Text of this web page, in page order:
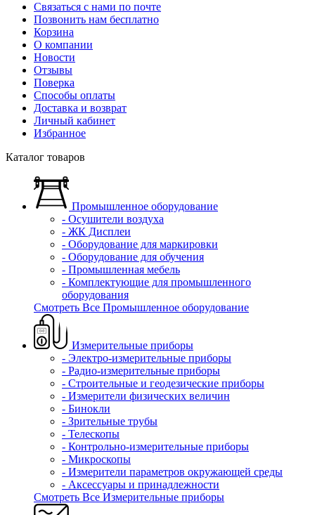
Связаться с нами по почте
Позвонить нам бесплатно
Корзина
О компании
Новости
Отзывы
Поверка
Способы оплаты
Доставка и возврат
Личный кабинет
Избранное
Каталог товаров
Промышленное оборудование
- Осушители воздуха
- ЖК Дисплеи
- Оборудование для маркировки
- Оборудование для обучения
- Промышленная мебель
- Комплектующие для промышленного
оборудования
Смотреть Все Промышленное оборудование
Измерительные приборы
- Электро-измерительные приборы
- Радио-измерительные приборы
- Строительные и геодезические приборы
- Измерители физических величин
- Бинокли
- Зрительные трубы
- Телескопы
- Контрольно-измерительные приборы
- Микроскопы
- Измерители параметров окружающей среды
- Аксессуары и принадлежности
Смотреть Все Измерительные приборы